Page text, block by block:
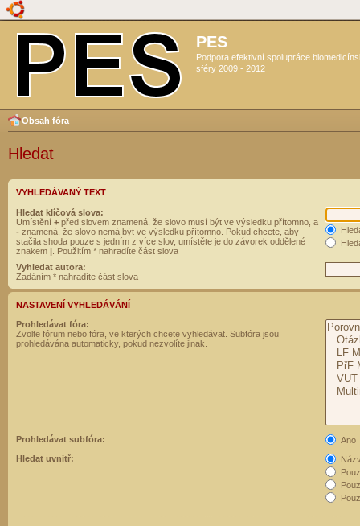
PES
Podpora efektivní spolupráce
sféry 2009 - 2012
Obsah fóra
Hledat
VYHLEDÁVANÝ TEXT
Hledat klíčová slova:
Umístění + před slovem znamená, že slovo musí být ve výsledku přítomno, a
- znamená, že slovo nemá být ve výsledku přítomno. Pokud chcete, aby
stačila shoda pouze s jedním z více slov, umístěte je do závorek oddělené
znakem | . Použitím * nahradíte část slova
Vyhledat autora:
Zadáním * nahradíte část slova
NASTAVENÍ VYHLEDÁVÁNÍ
Prohledávat fóra:
Zvolte fórum nebo fóra, ve kterých chcete vyhledávat. Subfóra jsou
prohledávána automaticky, pokud nezvolíte jinak.
Prohledávat subfóra:
Ano
Hledat uvnitř: